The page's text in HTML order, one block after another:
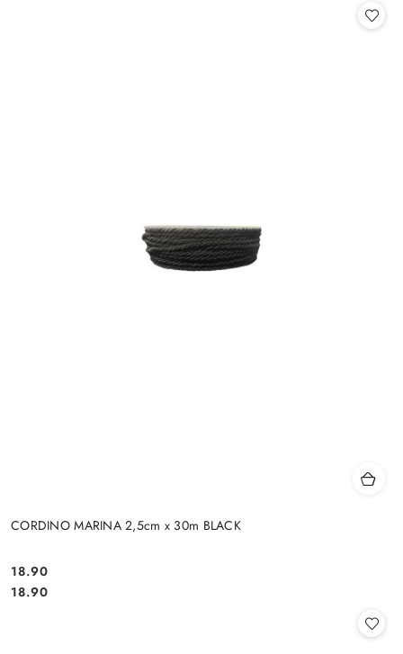
CORDINO MARINA 2,5cm x 30m BLACK
Cena:
18.90
Cena:
18.90